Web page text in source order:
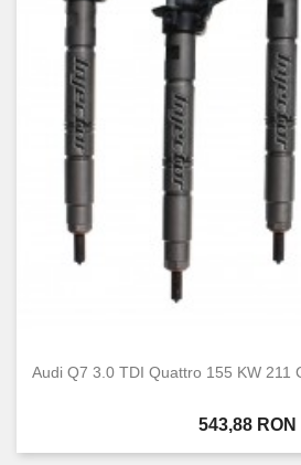
Audi Q7 3.0 TDI Quattro 155 KW 211
Pret
543,88 RON